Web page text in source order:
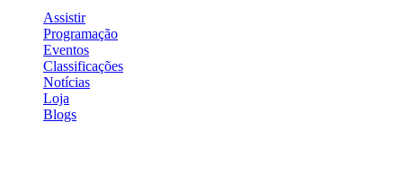
Assistir
Programação
Eventos
Classificações
Notícias
Loja
Blogs